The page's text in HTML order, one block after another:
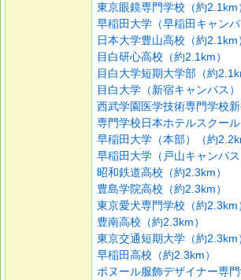
東京眼鏡専門学校（約2.1km
早稲田大学（早稲田キャンパ
日本大学豊山高校（約2.1km
目白研心高校（約2.1km）
目白大学短期大学部（約
目白大学（新宿キャンパス）
西武学園医学技術専門学校新
専門学校日本ホテルスクール
早稲田大学（本部）（約
早稲田大学（戸山キャンパス
昭和鉄道高校（約2.3km）
豊島学院高校（約2.3km）
東京愛犬専門学校（約2.3km
豊南高校（約2.3km）
東京交通短期大学（約2.3km
早稲田高校（約2.3km）
ボヌール服飾デザイナー専門